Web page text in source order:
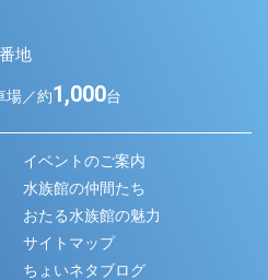
地
場／約1,000台
イベントのご案内
水族館の仲間たち
おたる水族館の魅力
サイトマップ
ちょいネタブログ